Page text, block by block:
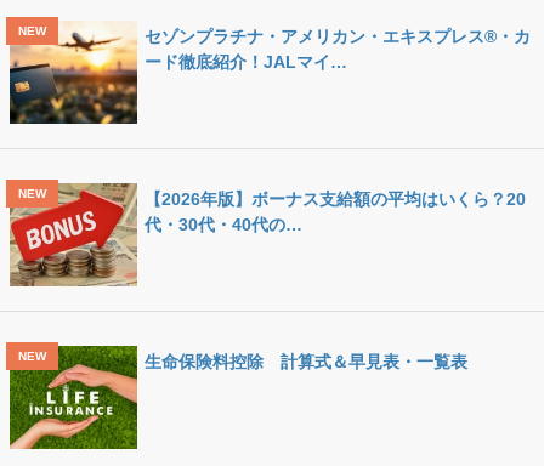
セゾンプラチナ・アメリカン・エキスプレス®・カ
ード徹底紹介！JALマイ…
【2026年版】ボーナス支給額の平均はいくら？20
代・30代・40代の…
生命保険料控除 計算式＆早見表・一覧表